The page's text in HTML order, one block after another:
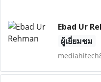
Ebad Ur
ผู้เยี่ยมชม